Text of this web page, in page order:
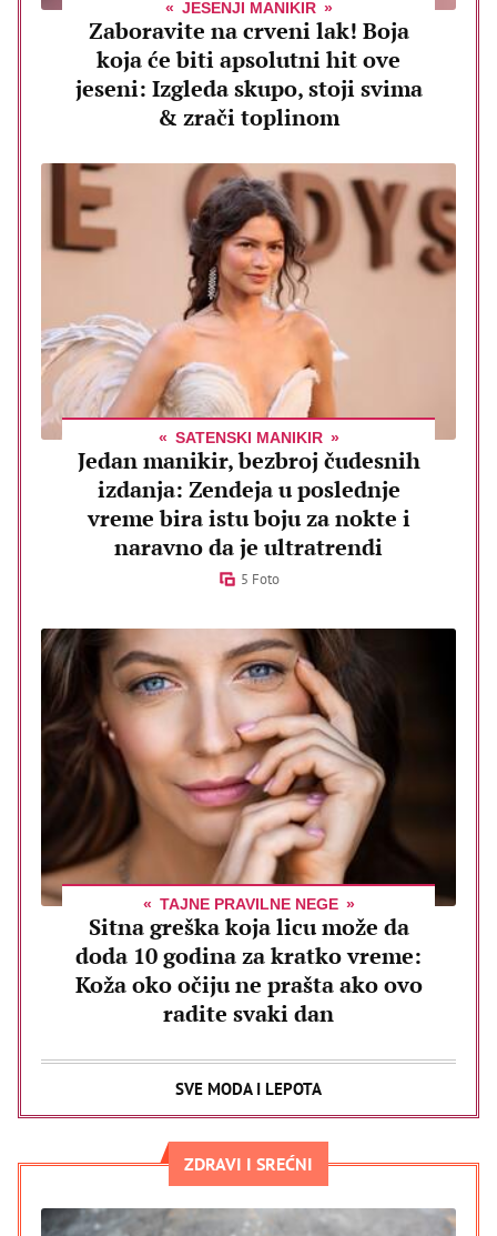
JESENJI MANIKIR
Zaboravite na crveni lak! Boja
koja će biti apsolutni hit ove
jeseni: Izgleda skupo, stoji svima
& zrači toplinom
SATENSKI MANIKIR
Jedan manikir, bezbroj čudesnih
izdanja: Zendeja u poslednje
vreme bira istu boju za nokte i
naravno da je ultratrendi
5 Foto
TAJNE PRAVILNE NEGE
Sitna greška koja licu može da
doda 10 godina za kratko vreme:
Koža oko očiju ne prašta ako ovo
radite svaki dan
SVE MODA I LEPOTA
ZDRAVI I SREĆNI